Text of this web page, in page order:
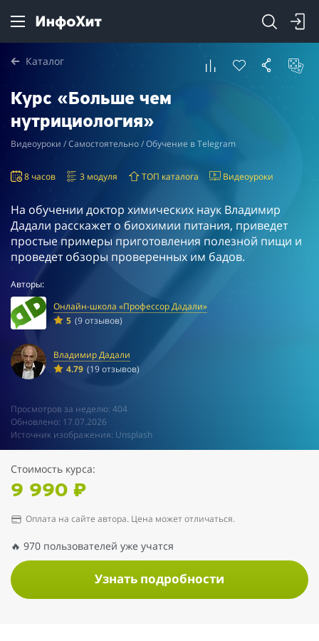
Каталог
Курс «Больше чем
нутрициология»
Видеоуроки / Самостоятельно / Обучение в Telegram
8 часов 3 модуля ТОП каталога Видеоуроки
На обучении доктор химических наук Владимир
Дадали расскажет о биохимии питания, приведет
простые примеры приготовления полезной пищи и
проведет обзоры проверенных им бадов.
Авторы:
Онлайн-школа «Профессор Дадали»
5 (9 отзывов)
Владимир Дадали
4.79 (19 отзывов)
Просмотров за неделю: 404
Обновлено: 17.07.2026
Источник изображения: Unsplash
Стоимость курса:
9 990 ₽
Оплата на сайте автора. Цена может отличаться.
🔥 970 пользователей уже учатся
Узнать подробности